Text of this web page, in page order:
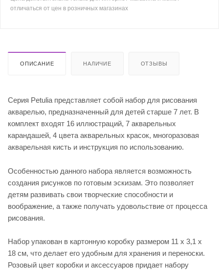
отличаться от цен в розничных магазинах
ОПИСАНИЕ НАЛИЧИЕ ОТЗЫВЫ
Серия Petulia представляет собой набор для рисования
акварелью, предназначенный для детей старше 7 лет. В
комплект входят 16 иллюстраций, 7 акварельных
карандашей, 4 цвета акварельных красок, многоразовая
акварельная кисть и инструкция по использованию.
Особенностью данного набора является возможность
создания рисунков по готовым эскизам. Это позволяет
детям развивать свои творческие способности и
воображение, а также получать удовольствие от процесса
рисования.
Набор упакован в картонную коробку размером 11 х 3,1 х
18 см, что делает его удобным для хранения и переноски.
Розовый цвет коробки и аксессуаров придает набору